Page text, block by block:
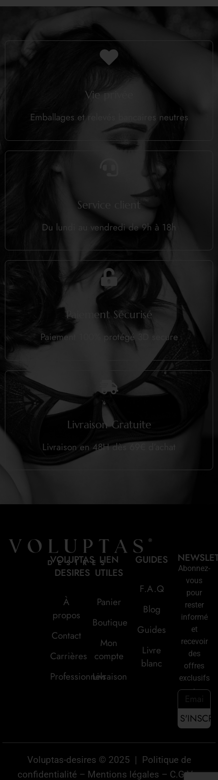
Vie privée
Emballages et relevés bancaires neutres
Service client
Du lundi au vendredi de 9h à 18h
Paiement Sécurisé
Paiement 100% protégé 3D secure
Livraison Gratuite
Livraison en 48H dès 69€ d’achat
VOLUPTAS
DESIRES
À
propos
Contact
Carrières
Professionnels
LIEN
UTILES
Panier
Boutique
Mon
compte
Livraison
GUIDES
F.A.Q
Blog
Guides
Livre
blanc
Abonnez-
vous
pour
rester
informé
et
recevoir
des
offres
exclusifs
:
Voluptas-desires © 2025 |
Politique de
confidentialité – Mentions légales – C.G.V–